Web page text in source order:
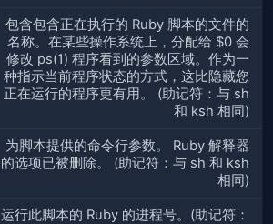
包含包含正在执行的 Ruby 脚本的文件的
名称。在某些操作系统上，分配给 $0 会
修改 ps(1) 程序看到的参数区域。作为一
种指示当前程序状态的方式，这比隐藏您
正在运行的程序更有用。 (助记符：与 sh
和 ksh 相同)
为脚本提供的命令行参数。 Ruby 解释器
的选项已被删除。 (助记符：与 sh 和 ksh
相同)
运行此脚本的 Ruby 的进程号。(助记符：